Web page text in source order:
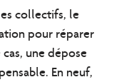
collectifs, le
pour réparer
cas, une dépose
En neuf,